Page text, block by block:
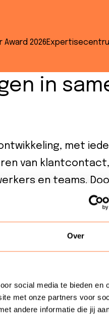
Over
social media te bieden en
met onze partners voor
andere informatie die jij
Award 2026
in
met
van
en teams.
beter
bij ons aan het
Schrijf je